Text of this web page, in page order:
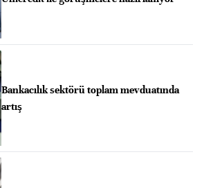
Bankacılık sektörü toplam mevduatında
artış